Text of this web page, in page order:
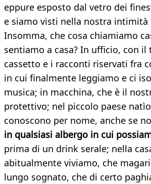
eppure esposto dal vetro dei
e siamo visti nella nostra intimità
Insomma, che cosa chiamiamo
sentiamo a casa? In ufficio, con il
cassetto e i racconti riservati fra
in cui finalmente leggiamo e ci
musica; in macchina, che è il
protettivo; nel piccolo paese
conoscono per nome, anche se
in qualsiasi albergo in cui
prima di un drink serale; nella
abitualmente viviamo, che
lungo sognato, che di certo